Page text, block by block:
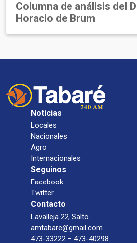
Columna de análisis del
Horacio de Brum
Noticias
Locales
Nacionales
Agro
Internacionales
Seguinos
Facebook
Twitter
Contacto
Lavalleja 22, Salto.
amtabare@gmail.com
473-33222 – 473-40298